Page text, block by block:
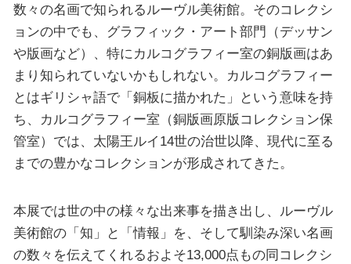
数々の名画で知られるルーヴル美術館。そのコレクシ
ョンの中でも、グラフィック・アート部門（デッサン
や版画など）、特にカルコグラフィー室の銅版画はあ
まり知られていないかもしれない。カルコグラフィー
とはギリシャ語で「銅板に描かれた」という意味を持
ち、カルコグラフィー室（銅版画原版コレクション保
管室）では、太陽王ルイ14世の治世以降、現代に至る
までの豊かなコレクションが形成されてきた。
本展では世の中の様々な出来事を描き出し、ルーヴル
美術館の「知」と「情報」を、そして馴染み深い名画
の数々を伝えてくれるおよそ13,000点もの同コレクシ